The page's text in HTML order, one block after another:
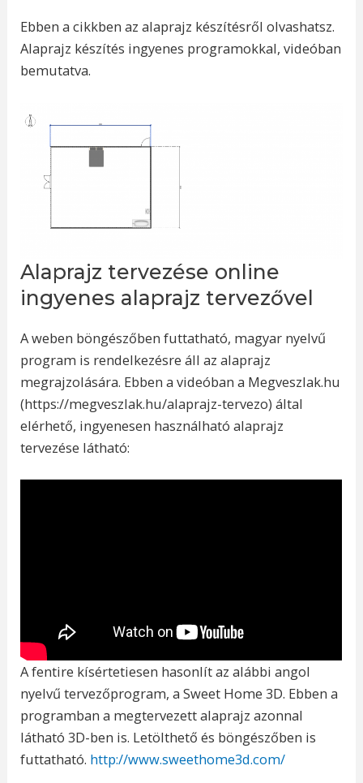
Ebben a cikkben az alaprajz készítésről olvashatsz.
Alaprajz készítés ingyenes programokkal, videóban
bemutatva.
Alaprajz tervezése online
ingyenes alaprajz tervezővel
A weben böngészőben futtatható, magyar nyelvű
program is rendelkezésre áll az alaprajz
megrajzolására. Ebben a videóban a Megveszlak.hu
(https://megveszlak.hu/alaprajz-tervezo) által
elérhető, ingyenesen használható alaprajz
tervezése látható:
A fentire kísértetiesen hasonlít az alábbi angol
nyelvű tervezőprogram, a Sweet Home 3D. Ebben a
programban a megtervezett alaprajz azonnal
látható 3D-ben is. Letölthető és böngészőben is
futtatható. http://www.sweethome3d.com/